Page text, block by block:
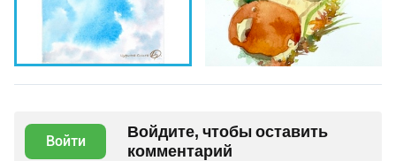
Войти
Войдите, чтобы оставить
комментарий